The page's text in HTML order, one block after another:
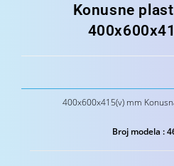
Konusne
400x600x415(v) mm
Broj modela :